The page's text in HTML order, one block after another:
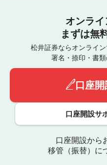
オンライ
まずは無
松井証券ならオンライ
署名・捺印・書類
口座開
口座開設サ
口座開設から
移管（振替）に